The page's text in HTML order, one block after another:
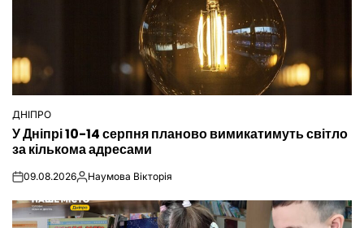
ОПУБЛІКУВАТИ
У
ДНІПРО
У Дніпрі 10-14 серпня планово вимикатимуть світло
за кількома адресами
on09.08.2026Опубліковано
Наумова Вікторія